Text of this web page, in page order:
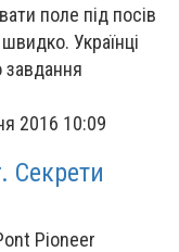
поле під посів
Українці
завдання
2016 10:09
Секрети
Pioneer